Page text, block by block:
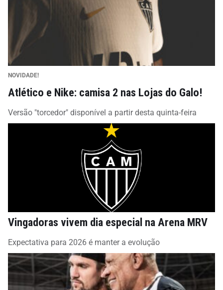
NOVIDADE!
Atlético e Nike: camisa 2 nas Lojas do Galo!
Versão "torcedor" disponível a partir desta quinta-feira
Vingadoras vivem dia especial na Arena MRV
Expectativa para 2026 é manter a evolução